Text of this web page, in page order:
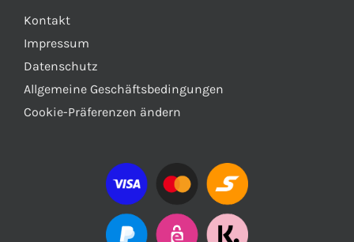
Kontakt
Impressum
Datenschutz
Allgemeine Geschäftsbedingungen
Cookie-Präferenzen ändern